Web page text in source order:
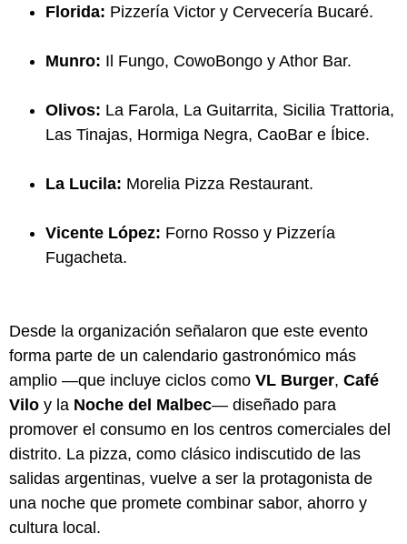
Florida: Pizzería Victor y Cervecería Bucaré.
Munro: Il Fungo, CowoBongo y Athor Bar.
Olivos: La Farola, La Guitarrita, Sicilia Trattoria,
Las Tinajas, Hormiga Negra, CaoBar e Íbice.
La Lucila: Morelia Pizza Restaurant.
Vicente López: Forno Rosso y Pizzería
Fugacheta.
Desde la organización señalaron que este evento
forma parte de un calendario gastronómico más
amplio —que incluye ciclos como VL Burger, Café
Vilo y la Noche del Malbec— diseñado para
promover el consumo en los centros comerciales del
distrito. La pizza, como clásico indiscutido de las
salidas argentinas, vuelve a ser la protagonista de
una noche que promete combinar sabor, ahorro y
cultura local.